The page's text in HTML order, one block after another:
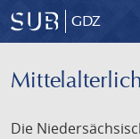
GDZ
Die